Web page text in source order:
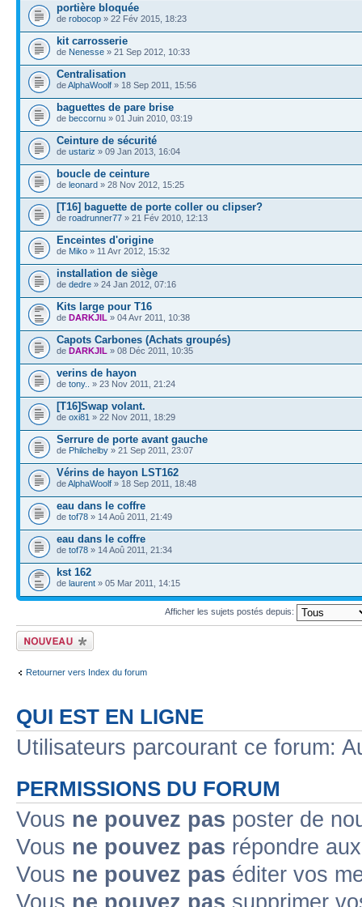
portière bloquée
de robocop » 22 Fév 2015, 18:23
kit carrosserie
de Nenesse » 21 Sep 2012, 10:33
Centralisation
deAlphaWoolf » 18 Sep 2011, 15:56
baguettes de pare brise
de beccornu » 01 Juin 2010, 03:19
Ceinture de sécurité
de ustariz » 09 Jan 2013, 16:04
boucle de ceinture
de leonard » 28 Nov 2012, 15:25
[T16] baguette de porte coller ou clipser?
de roadrunner77 » 21 Fév 2010, 12:13
Enceintes d'origine
de Miko » 11 Avr 2012, 15:32
installation de siège
de dedre » 24 Jan 2012, 07:16
Kits large pour T16
de DARKJIL » 04 Avr 2011, 10:38
Capots Carbones (Achats groupés)
de DARKJIL » 08 Déc 2011, 10:35
verins de hayon
de tony.. » 23 Nov 2011, 21:24
[T16]Swap volant.
de oxi81 » 22 Nov 2011, 18:29
Serrure de porte avant gauche
de Philchelby » 21 Sep 2011, 23:07
Vérins de hayon LST162
deAlphaWoolf » 18 Sep 2011, 18:48
eau dans le coffre
de tof78 » 14 Aoû 2011, 21:49
eau dans le coffre
de tof78 » 14 Aoû 2011, 21:34
kst 162
de laurent » 05 Mar 2011, 14:15
Afficher les sujets postés depuis:
Ecrire un nouveau
sujet
Retourner vers Index du forum
QUI EST EN LIGNE
Utilisateurs parcourant ce forum:
PERMISSIONS DU FORUM
Vous ne pouvez pas poster de
Vous ne pouvez pas répondre
Vous ne pouvez pas éditer vos
Vous ne pouvez pas supprimer